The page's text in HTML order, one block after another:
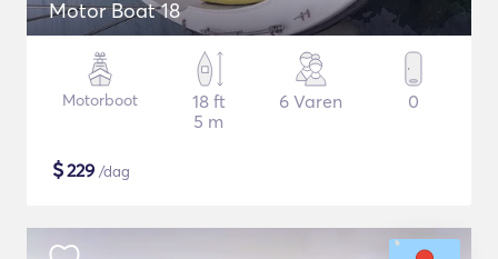
Motor Boat 18
Motorboot
18 ft
5 m
6 Varen 0
$229 /dag